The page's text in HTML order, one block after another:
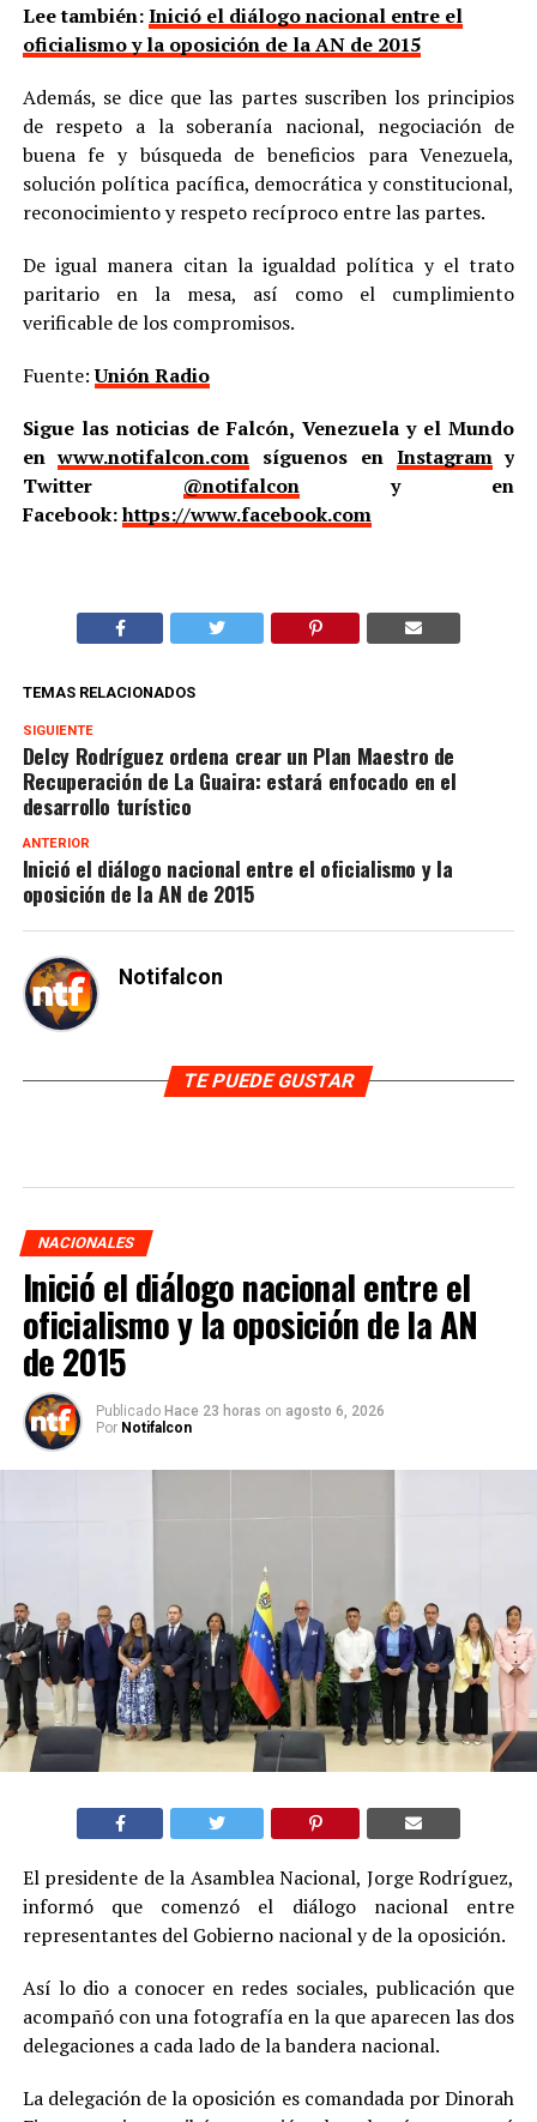
Lee también:Inició el diálogo nacional entre el
oficialismo y la oposición de la AN de 2015
Además, se dice que las partes suscriben los principios
de respeto a la soberanía nacional, negociación de
buena fe y búsqueda de beneficios para Venezuela,
solución política pacífica, democrática y constitucional,
reconocimiento y respeto recíproco entre las partes.
De igual manera citan la igualdad política y el trato
paritario en la mesa, así como el cumplimiento
verificable de los compromisos.
Fuente:Unión Radio
Sigue las noticias de Falcón, Venezuela y el Mundo
enwww.notifalcon.com síguenos en Instagramy
Twitter @notifalcony en
Facebook:https://www.facebook.com
TEMAS RELACIONADOS
SIGUIENTE
Delcy Rodríguez ordena crear un Plan Maestro de
Recuperación de La Guaira: estará enfocado en el
desarrollo turístico
ANTERIOR
Inició el diálogo nacional entre el oficialismo y la
oposición de la AN de 2015
Notifalcon
TE PUEDE GUSTAR
NACIONALES
Inició el diálogo nacional entre el
oficialismo y la oposición de la AN
de 2015
Publicado Hace 23 horas on agosto 6, 2026
Por Notifalcon
El presidente de la Asamblea Nacional, Jorge Rodríguez,
informó que comenzó el diálogo nacional entre
representantes del Gobierno nacional y de la oposición.
Así lo dio a conocer en redes sociales, publicación que
acompañó con una fotografía en la que aparecen las dos
delegaciones a cada lado de la bandera nacional.
La delegación de la oposición es comandada por Dinorah